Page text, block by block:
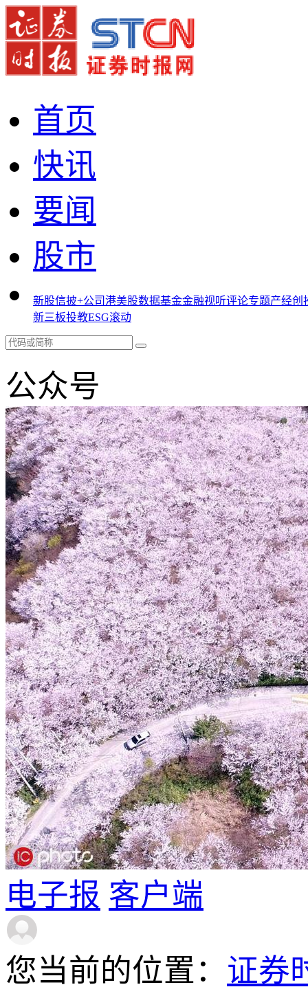
首页
快讯
要闻
股市
新股信披+公司港美股数据基金金融视听评论专题产经创
新三板投教ESG滚动
公众号
电子报 客户端
您当前的位置： 证券